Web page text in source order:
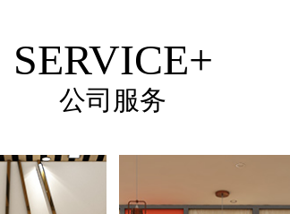
SERVICE+
公司服务